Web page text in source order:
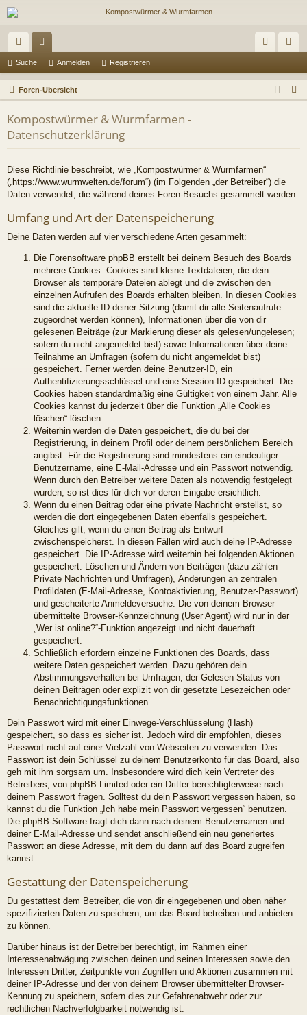
ch
ne
llz
ug
en m
el
ist
rie
Suche Anmelden Registrieren
Foren-Übersicht
u
Kompostwürmer & Wurmfarmen -
Datenschutzerklärung
Diese Richtlinie beschreibt, wie „Kompostwürmer & Wurmfarmen“
(„https://www.wurmwelten.de/forum“) (im Folgenden „der Betreiber“) die
Daten verwendet, die während deines Foren-Besuchs gesammelt werden.
Umfang und Art der Datenspeicherung
Deine Daten werden auf vier verschiedene Arten gesammelt:
Die Forensoftware phpBB erstellt bei deinem Besuch des Boards
mehrere Cookies. Cookies sind kleine Textdateien, die dein
Browser als temporäre Dateien ablegt und die zwischen den
einzelnen Aufrufen des Boards erhalten bleiben. In diesen Cookies
sind die aktuelle ID deiner Sitzung (damit dir alle Seitenaufrufe
zugeordnet werden können), Informationen über die von dir
gelesenen Beiträge (zur Markierung dieser als gelesen/ungelesen;
sofern du nicht angemeldet bist) sowie Informationen über deine
Teilnahme an Umfragen (sofern du nicht angemeldet bist)
gespeichert. Ferner werden deine Benutzer-ID, ein
Authentifizierungsschlüssel und eine Session-ID gespeichert. Die
Cookies haben standardmäßig eine Gültigkeit von einem Jahr. Alle
Cookies kannst du jederzeit über die Funktion „Alle Cookies
löschen“ löschen.
Weiterhin werden die Daten gespeichert, die du bei der
Registrierung, in deinem Profil oder deinem persönlichem Bereich
angibst. Für die Registrierung sind mindestens ein eindeutiger
Benutzername, eine E-Mail-Adresse und ein Passwort notwendig.
Wenn durch den Betreiber weitere Daten als notwendig festgelegt
wurden, so ist dies für dich vor deren Eingabe ersichtlich.
Wenn du einen Beitrag oder eine private Nachricht erstellst, so
werden die dort eingegebenen Daten ebenfalls gespeichert.
Gleiches gilt, wenn du einen Beitrag als Entwurf
zwischenspeicherst. In diesen Fällen wird auch deine IP-Adresse
gespeichert. Die IP-Adresse wird weiterhin bei folgenden Aktionen
gespeichert: Löschen und Ändern von Beiträgen (dazu zählen
Private Nachrichten und Umfragen), Änderungen an zentralen
Profildaten (E-Mail-Adresse, Kontoaktivierung, Benutzer-Passwort)
und gescheiterte Anmeldeversuche. Die von deinem Browser
übermittelte Browser-Kennzeichnung (User Agent) wird nur in der
„Wer ist online?“-Funktion angezeigt und nicht dauerhaft
gespeichert.
Schließlich erfordern einzelne Funktionen des Boards, dass
weitere Daten gespeichert werden. Dazu gehören dein
Abstimmungsverhalten bei Umfragen, der Gelesen-Status von
deinen Beiträgen oder explizit von dir gesetzte Lesezeichen oder
Benachrichtigungsfunktionen.
Dein Passwort wird mit einer Einwege-Verschlüsselung (Hash)
gespeichert, so dass es sicher ist. Jedoch wird dir empfohlen, dieses
Passwort nicht auf einer Vielzahl von Webseiten zu verwenden. Das
Passwort ist dein Schlüssel zu deinem Benutzerkonto für das Board, also
geh mit ihm sorgsam um. Insbesondere wird dich kein Vertreter des
Betreibers, von phpBB Limited oder ein Dritter berechtigterweise nach
deinem Passwort fragen. Solltest du dein Passwort vergessen haben, so
kannst du die Funktion „Ich habe mein Passwort vergessen“ benutzen.
Die phpBB-Software fragt dich dann nach deinem Benutzernamen und
deiner E-Mail-Adresse und sendet anschließend ein neu generiertes
Passwort an diese Adresse, mit dem du dann auf das Board zugreifen
kannst.
Gestattung der Datenspeicherung
Du gestattest dem Betreiber, die von dir eingegebenen und oben näher
spezifizierten Daten zu speichern, um das Board betreiben und anbieten
zu können.
Darüber hinaus ist der Betreiber berechtigt, im Rahmen einer
Interessenabwägung zwischen deinen und seinen Interessen sowie den
Interessen Dritter, Zeitpunkte von Zugriffen und Aktionen zusammen mit
deiner IP-Adresse und der von deinem Browser übermittelter Browser-
Kennung zu speichern, sofern dies zur Gefahrenabwehr oder zur
rechtlichen Nachverfolgbarkeit notwendig ist.